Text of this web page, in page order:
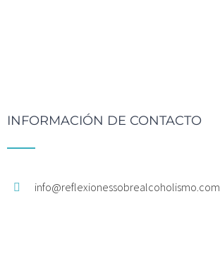
INFORMACIÓN DE CONTACTO
info@reflexionessobrealcoholismo. com